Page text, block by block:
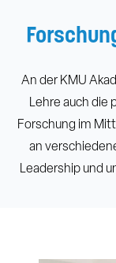
An der KMU
Lehre auch die
Forschung im
an
Leadership und